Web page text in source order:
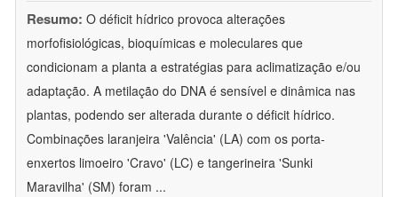
Resumo: O déficit hídrico provoca alterações
morfofisiológicas, bioquímicas e moleculares que
condicionam a planta a estratégias para aclimatização e/ou
adaptação. A metilação do DNA é sensível e dinâmica nas
plantas, podendo ser alterada durante o déficit hídrico.
Combinações laranjeira 'Valência' (LA) com os porta-
enxertos limoeiro 'Cravo' (LC) e tangerineira 'Sunki
Maravilha' (SM) foram ...